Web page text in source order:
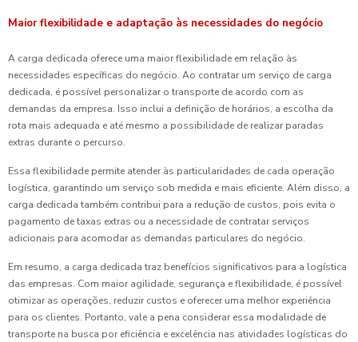
Maior flexibilidade e adaptação às necessidades do negócio
A carga dedicada oferece uma maior flexibilidade em relação às
necessidades específicas do negócio. Ao contratar um serviço de carga
dedicada, é possível personalizar o transporte de acordo com as
demandas da empresa. Isso inclui a definição de horários, a escolha da
rota mais adequada e até mesmo a possibilidade de realizar paradas
extras durante o percurso.
Essa flexibilidade permite atender às particularidades de cada operação
logística, garantindo um serviço sob medida e mais eficiente. Além disso, a
carga dedicada também contribui para a redução de custos, pois evita o
pagamento de taxas extras ou a necessidade de contratar serviços
adicionais para acomodar as demandas particulares do negócio.
Em resumo, a carga dedicada traz benefícios significativos para a logística
das empresas. Com maior agilidade, segurança e flexibilidade, é possível
otimizar as operações, reduzir custos e oferecer uma melhor experiência
para os clientes. Portanto, vale a pena considerar essa modalidade de
transporte na busca por eficiência e excelência nas atividades logísticas do